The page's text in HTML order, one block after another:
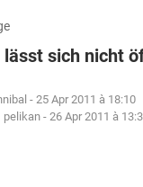
lässt sich nicht
- 25 Apr 2011 à 18:10
pelikan - 26 Apr 2011 à